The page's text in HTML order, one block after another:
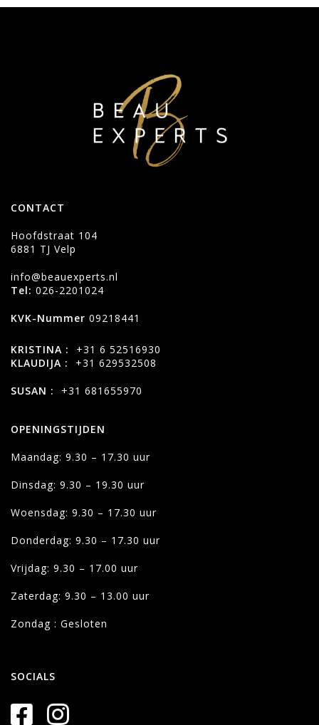
CONTACT
Hoofdstraat 104
6881 TJ Velp
info@beauexperts.nl
Tel: 026-2201024
KVK-Nummer 09218441
KRISTINA :
+31 6 52516930
KLAUDIJA :
+31 629532508
SUSAN : +31 681655970
OPENINGSTIJDEN
Maandag: 9.30 – 17.30 uur
Dinsdag: 9.30 – 19.30 uur
Woensdag: 9.30 – 17.30 uur
Donderdag: 9.30 – 17.30 uur
Vrijdag: 9.30 – 17.00 uur
Zaterdag: 9.30 – 13.00 uur
Zondag : Gesloten
SOCIALS